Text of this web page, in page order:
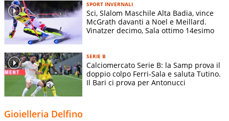
SPORT INVERNALI
Sci, Slalom Maschile Alta Badia, vince
McGrath davanti a Noel e Meillard.
Vinatzer decimo, Sala ottimo 14esimo
SERIE B
Calciomercato Serie B: la Samp prova il
doppio colpo Ferri-Sala e saluta Tutino.
Il Bari ci prova per Antonucci
Gioielleria Delfino